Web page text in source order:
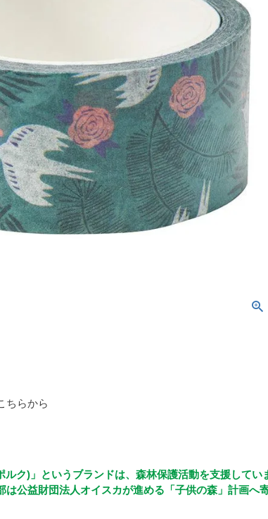
ちらから
ク)」というブランドは、森林保護活動を支援してい
は公益財団法人オイスカが進める「子供の森」計画へ